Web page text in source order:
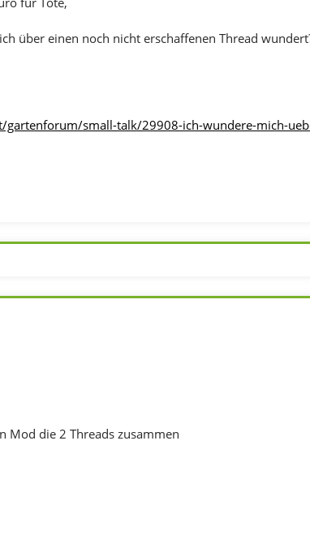
über einen noch nicht erschaffenen Thread
gartenforum/small-talk/29908-ich-wundere-mich-
Mod die 2 Threads zusammen